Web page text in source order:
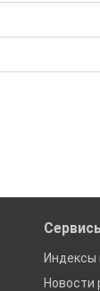
Индексы
Новости